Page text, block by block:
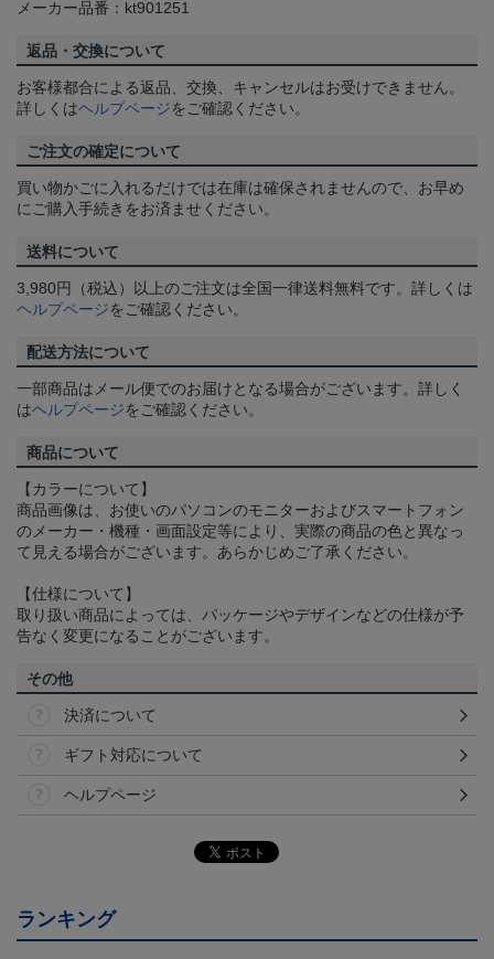
メーカー品番：kt901251
返品・交換について
お客様都合による返品、交換、キャンセルはお受けできません。
詳しくはヘルプページをご確認ください。
ご注文の確定について
買い物かごに入れるだけでは在庫は確保されませんので、お早め
にご購入手続きをお済ませください。
送料について
3,980円（税込）以上のご注文は全国一律送料無料です。詳しくは
ヘルプページをご確認ください。
配送方法について
一部商品はメール便でのお届けとなる場合がございます。詳しく
はヘルプページをご確認ください。
商品について
【カラーについて】
商品画像は、お使いのパソコンのモニターおよびスマートフォン
のメーカー・機種・画面設定等により、実際の商品の色と異なっ
て見える場合がございます。あらかじめご了承ください。
【仕様について】
取り扱い商品によっては、パッケージやデザインなどの仕様が予
告なく変更になることがございます。
その他
決済について
ギフト対応について
ヘルプページ
ランキング